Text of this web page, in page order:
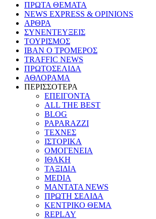
ΠΡΩΤΑ ΘΕΜΑΤΑ
NEWS EXPRESS & OPINIONS
ΑΡΘΡΑ
ΣΥΝΕΝΤΕΥΞΕΙΣ
ΤΟΥΡΙΣΜΟΣ
ΙΒΑΝ Ο ΤΡΟΜΕΡΟΣ
TRAFFIC NEWS
ΠΡΩΤΟΣΕΛΙΔΑ
ΑΘΛΟΡΑΜΑ
ΠΕΡΙΣΣΟΤΕΡΑ
ΕΠΕΙΓΟΝΤΑ
ALL THE BEST
BLOG
PAPARAZZI
ΤΕΧΝΕΣ
ΙΣΤΟΡΙΚΑ
ΟΜΟΓΕΝΕΙΑ
ΙΘΑΚΗ
ΤΑΞΙΔΙΑ
MEDIA
MANTATA NEWS
ΠΡΩΤΗ ΣΕΛΙΔΑ
ΚΕΝΤΡΙΚΟ ΘΕΜΑ
REPLAY